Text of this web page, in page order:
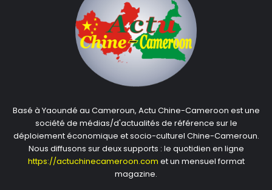
Basé à Yaoundé au Cameroun, Actu Chine-Cameroon est une
société de médias/d'actualités de référence sur le
déploiement économique et socio-culturel Chine-Cameroun.
Nous diffusons sur deux supports : le quotidien en ligne
https://actuchinecameroon.com et un mensuel format
magazine.